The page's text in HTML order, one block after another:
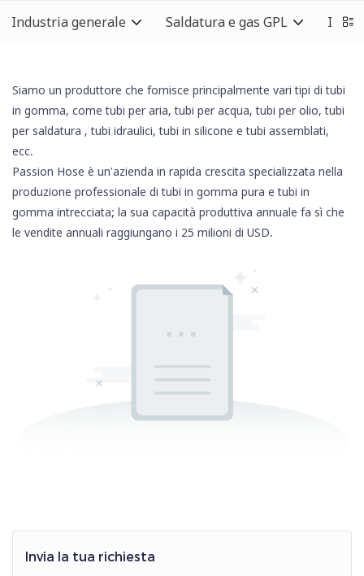
Industria generale Saldatura e gas GPL
Invia la tua richiesta
Siamo un produttore che fornisce principalmente vari tipi di tubi
in gomma, come tubi per aria, tubi per acqua, tubi per olio,tubi
per saldatura , tubi idraulici,tubi in silicone e tubi assemblati,
ecc.
Passion Hose è un'azienda in rapida crescita specializzata nella
produzione professionale di tubi in gomma pura e tubi in
gomma intrecciata; la sua capacità produttiva annuale fa sì che
le vendite annuali raggiungano i 25 milioni di USD.